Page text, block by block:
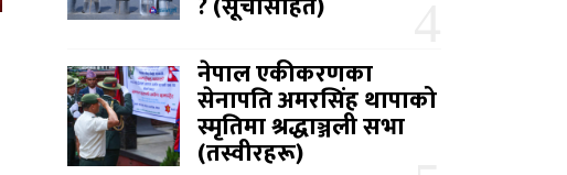
नेपाल एकीकरणका
सेनापति अमरसिंह थापाको
स्मृतिमा श्रद्धाञ्जली सभा
(तस्वीरहरू)